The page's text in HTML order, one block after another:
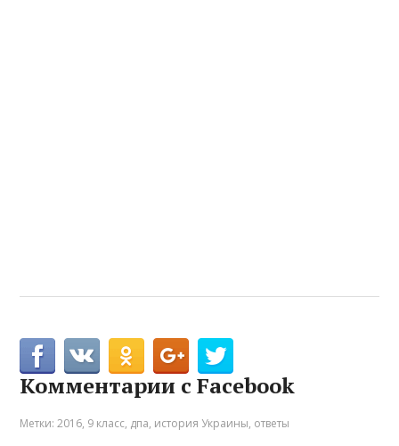
Комментарии с Facebook
Метки:2016, 9 класс, дпа, история Украины, ответы